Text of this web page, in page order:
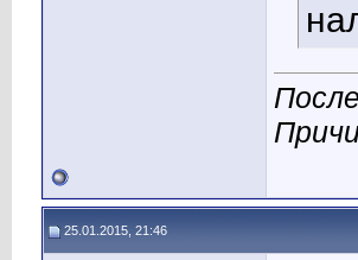
25.01.2015, 21:46